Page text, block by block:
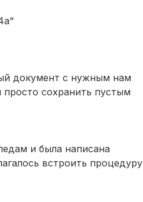
документ с нужным нам
сохранить пустым
и была написана
встроить процедуру